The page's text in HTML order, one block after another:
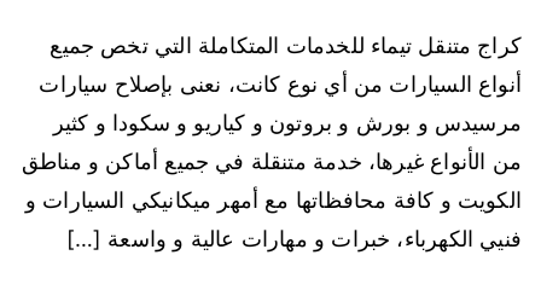
كراج متنقل تيماء للخدمات المتكاملة التي تخص جميع
أنواع السيارات من أي نوع كانت، نعنى بإصلاح سيارات
مرسيدس و بورش و بروتون و كياريو و سكودا و كثير
من الأنواع غيرها، خدمة متنقلة في جميع أماكن و مناطق
الكويت و كافة محافظاتها مع أمهر ميكانيكي السيارات و
فنيي الكهرباء، خبرات و مهارات عالية و واسعة […]